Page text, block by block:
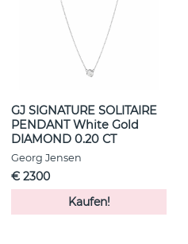
GJ SIGNATURE SOLITAIRE
PENDANT White Gold
DIAMOND 0.20 CT
Georg Jensen
€ 2300
Kaufen!